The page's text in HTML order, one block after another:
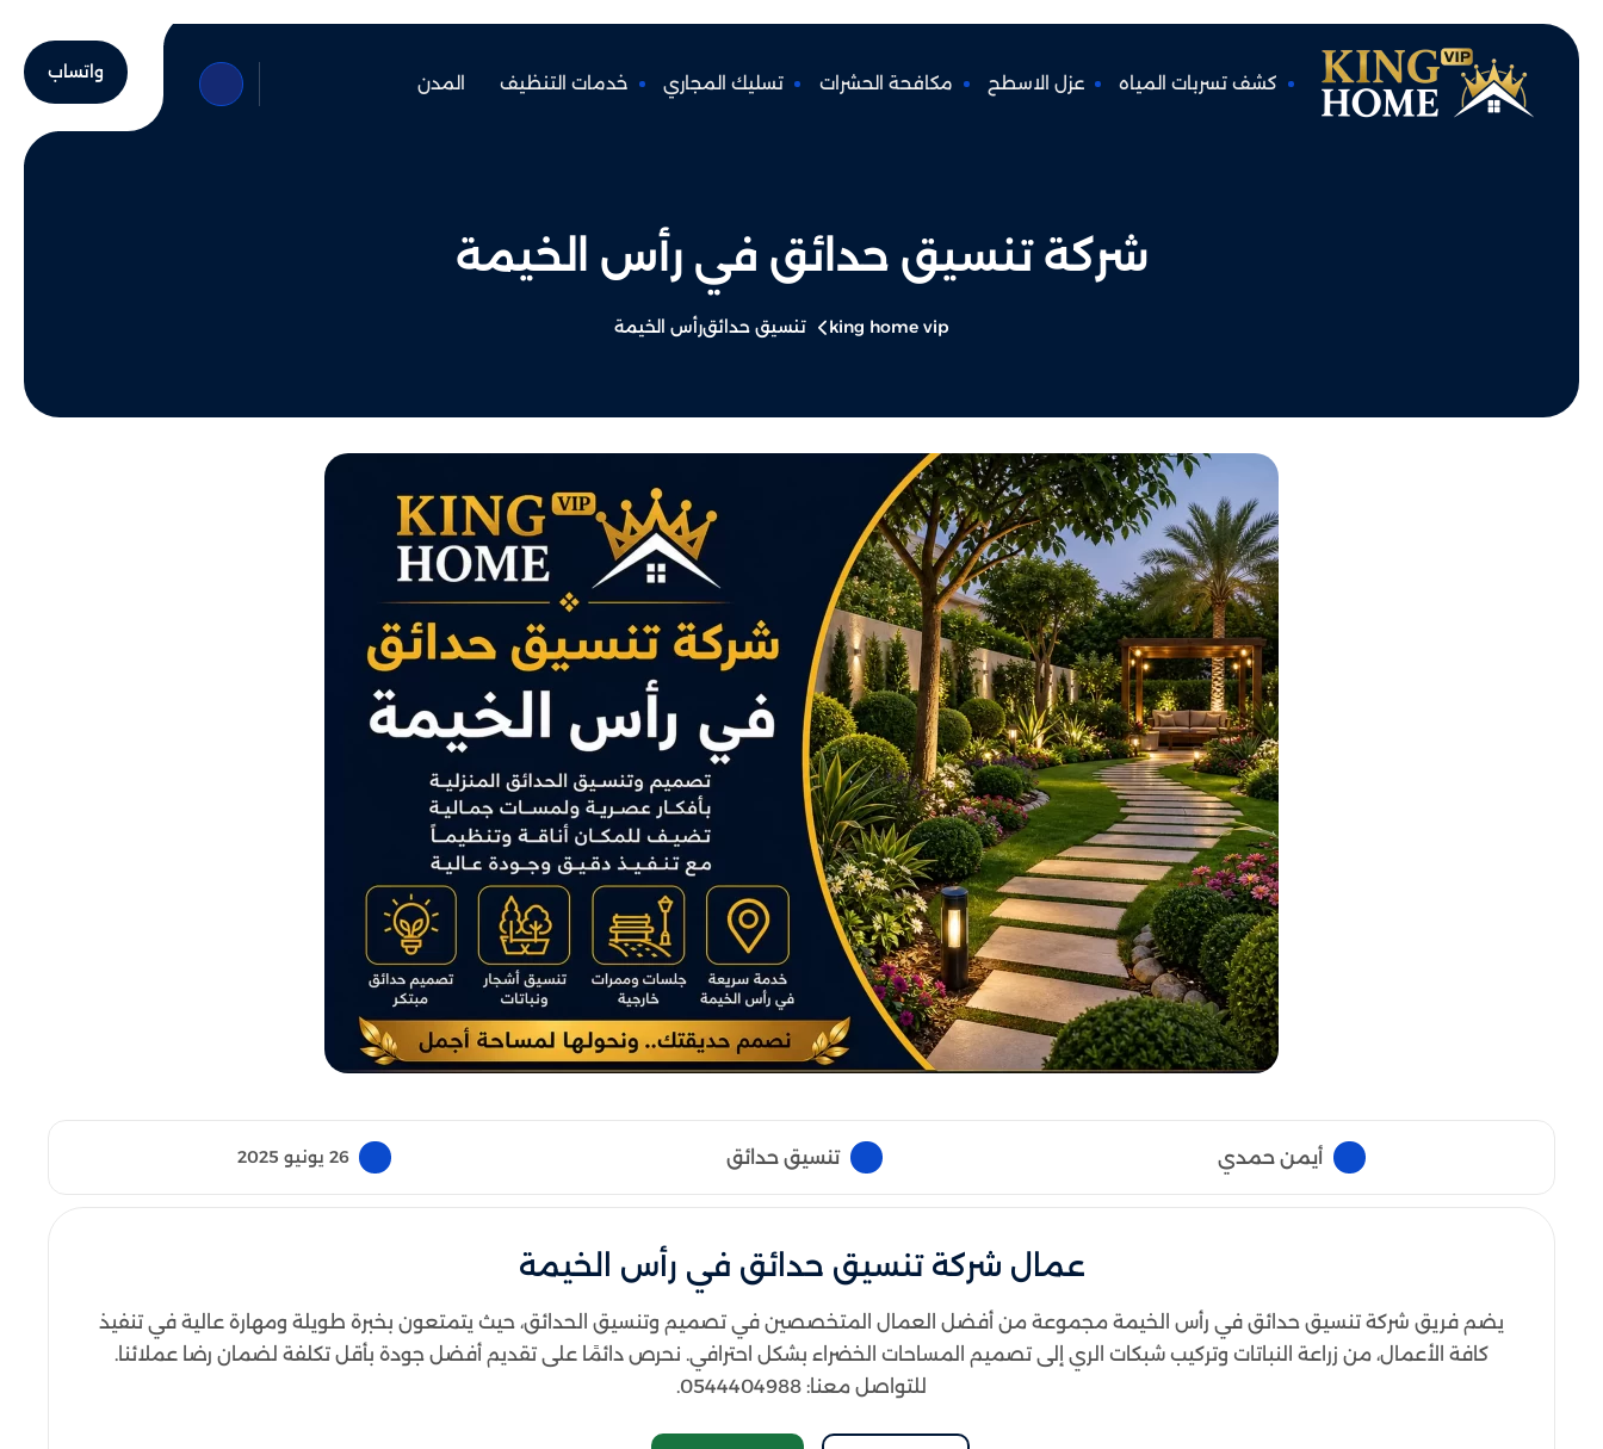
كشف تسربات المياه عزل الاسطح مكافحة الحشرات تسليك المجاري خدمات التنظيف المدن
واتساب
شركة تنسيق حدائق في رأس الخيمة
king home vip تنسيق حدائقرأس الخيمة
أيمن حمدي تنسيق حدائق 26 يونيو 2025
عمال شركة تنسيق حدائق في رأس الخيمة
يضم فريق شركة تنسيق حدائق في رأس الخيمة مجموعة من أفضل العمال المتخصصين في تصميم وتنسيق الحدائق، حيث يتمتعون بخبرة طويلة ومهارة عالية في تنفيذ
كافة الأعمال، من زراعة النباتات وتركيب شبكات الري إلى تصميم المساحات الخضراء بشكل احترافي. نحرص دائمًا على تقديم أفضل جودة بأقل تكلفة لضمان رضا عملائنا.
للتواصل معنا: 0544404988.